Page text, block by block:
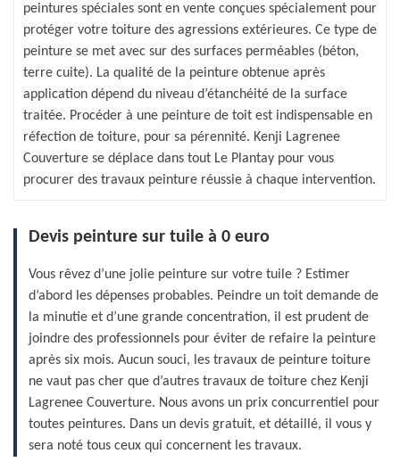
peintures spéciales sont en vente conçues spécialement pour
protéger votre toiture des agressions extérieures. Ce type de
peinture se met avec sur des surfaces perméables (béton,
terre cuite). La qualité de la peinture obtenue après
application dépend du niveau d’étanchéité de la surface
traitée. Procéder à une peinture de toit est indispensable en
réfection de toiture, pour sa pérennité. Kenji Lagrenee
Couverture se déplace dans tout Le Plantay pour vous
procurer des travaux peinture réussie à chaque intervention.
Devis peinture sur tuile à 0 euro
Vous rêvez d’une jolie peinture sur votre tuile ? Estimer
d’abord les dépenses probables. Peindre un toit demande de
la minutie et d’une grande concentration, il est prudent de
joindre des professionnels pour éviter de refaire la peinture
après six mois. Aucun souci, les travaux de peinture toiture
ne vaut pas cher que d’autres travaux de toiture chez Kenji
Lagrenee Couverture. Nous avons un prix concurrentiel pour
toutes peintures. Dans un devis gratuit, et détaillé, il vous y
sera noté tous ceux qui concernent les travaux.